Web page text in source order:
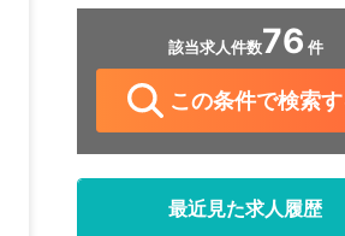
該当求人件数76 件
この条件で検索
最近見た求人履歴